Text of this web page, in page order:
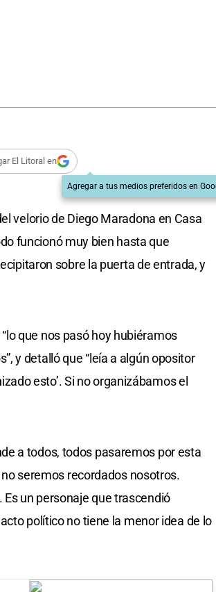
El Litoral en
Agregar a tus medios preferidos en
velorio de Diego Maradona en Casa
funcionó muy bien hasta que
sobre la puerta de entrada, y
que nos pasó hoy hubiéramos
y detalló que “leía a algún opositor
esto’. Si no organizábamos el
a todos, todos pasaremos por esta
seremos recordados nosotros.
un personaje que trascendió
político no tiene la menor idea de lo